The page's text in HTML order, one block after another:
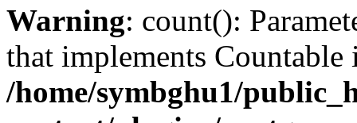
Warning: count():
that implements Countable
/home/symbghu1/